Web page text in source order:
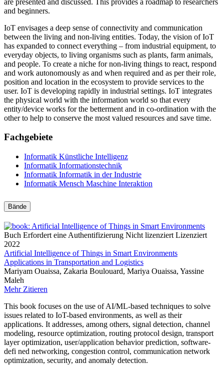
and beginners.
IoT envisages a deep sense of connectivity and communication
between the living and non-living entities. Today, the vision of IoT
has expanded to connect everything – from industrial equipment, to
everyday objects, to living organisms such as plants, farm animals,
and people. To create a niche for non-living things to react, respond
and work autonomously as and when required and as per their role,
position and location in the ecosystem to provide services to the
user. IoT is developing rapidly in industrial settings. IoT integrates
the physical world with the information world so that every
entity/device works for the betterment and in co-ordination with the
other to help to conserve the most valued resources and save time.
Fachgebiete
Informatik Künstliche Intelligenz
Informatik Informationstechnik
Informatik Informatik in der Industrie
Informatik Mensch Maschine Interaktion
Bände
Buch Erfordert eine Authentifizierung Nicht lizenziert Lizenziert
2022
Artificial Intelligence of Things in Smart Environments
Applications in Transportation and Logistics
Mariyam Ouaissa, Zakaria Boulouard, Mariya Ouaissa, Yassine
Maleh
Mehr Zitieren
This book focuses on the use of AI/ML-based techniques to solve
issues related to IoT-based environments, as well as their
applications. It addresses, among others, signal detection, channel
modeling, resource optimization, routing protocol design, transport
layer optimization, user/application behavior prediction, software-
defi ned networking, congestion control, communication network
optimization, security, and anomaly detection.